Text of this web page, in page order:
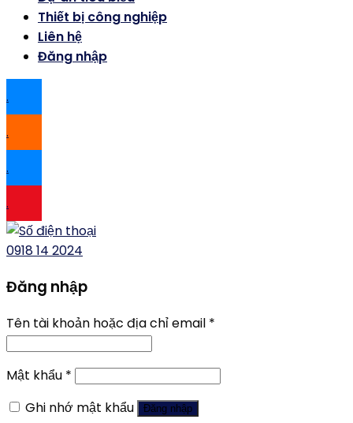
Thiết bị công nghiệp
Liên hệ
Đăng nhập
.
.
.
.
0918 14 2024
Đăng nhập
Tên tài khoản hoặc địa chỉ email *
Mật khẩu *
Ghi nhớ mật khẩu
Đăng nhập